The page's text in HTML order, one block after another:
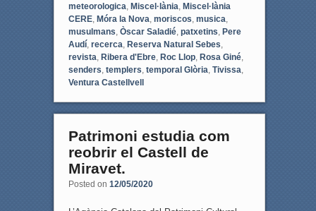
meteorologica, Miscel·lània, Miscel·lània
CERE, Móra la Nova, moriscos, musica,
musulmans, Òscar Saladié, patxetins, Pere
Audí, recerca, Reserva Natural Sebes,
revista, Ribera d'Ebre, Roc Llop, Rosa Giné,
senders, templers, temporal Glòria, Tivissa,
Ventura Castellvell
Patrimoni estudia com
reobrir el Castell de
Miravet.
Posted on 12/05/2020